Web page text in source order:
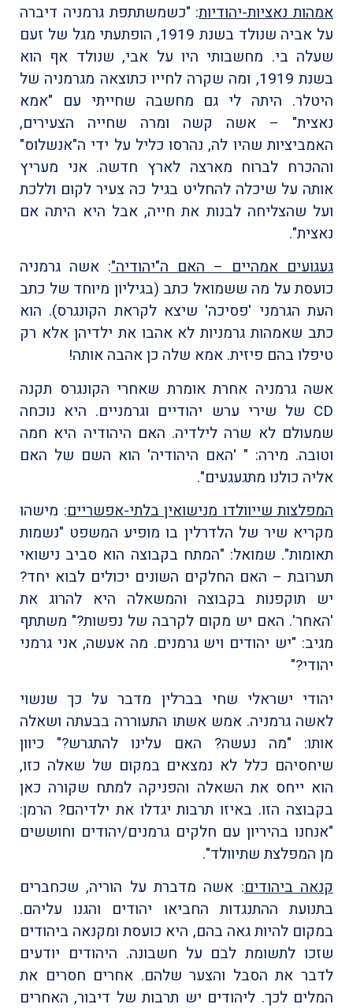
אמהות נאציות-יהודיות: "כשמשתתפת גרמניה דיברה
על אביה שנולד בשנת 1919, הופתעתי מגל של זעם
שעלה בי. מחשבותי היו על אבי, שנולד אף הוא
בשנת 1919, ומה שקרה לחייו כתוצאה מגרמניה של
היטלר. היתה לי גם מחשבה שחייתי עם "אמא
נאצית" – אשה קשה ומרה שחייה הצעירים,
האמביציות שהיו לה, נהרסו כליל על ידי ה"אנשלוס"
וההכרח לברוח מארצה לארץ חדשה. אני מעריץ
אותה על שיכלה להחליט בגיל כה צעיר לקום וללכת
ועל שהצליחה לבנות את חייה, אבל היא היתה אם
נאצית".
געגועים אמהיים – האם ה"יהודיה": אשה גרמניה
כועסת על מה ששמואל כתב (בגיליון מיוחד של כתב
העת הגרמני 'פסיכה' שיצא לקראת הקונגרס). הוא
כתב שאמהות גרמניות לא אהבו את ילדיהן אלא רק
טיפלו בהם פיזית. אמא שלה כן אהבה אותה!
אשה גרמניה אחרת אומרת שאחרי הקונגרס תקנה
CD של שירי ערש יהודיים וגרמניים. היא נוכחה
שמעולם לא שרה לילדיה. האם היהודיה היא חמה
וטובה. מירה: " 'האם היהודיה' הוא השם של האם
אליה כולנו מתגעגעים".
המפלצות שייוולדו מנישואין בלתי-אפשריים: מישהו
מקריא שיר של הלדרלין בו מופיע המשפט "נשמות
תאומות". שמואל: "המתח בקבוצה הוא סביב נישואי
תערובת – האם החלקים השונים יכולים לבוא יחד?
יש תוקפנות בקבוצה והמשאלה היא להרוג את
'האחר'. האם יש מקום לקרבה של נפשות?" משתתף
מגיב: "יש יהודים ויש גרמנים. מה אעשה, אני גרמני
יהודי?"
יהודי ישראלי שחי בברלין מדבר על כך שנשוי
לאשה גרמניה. אמש אשתו התעוררה בבעתה ושאלה
אותו: "מה נעשה? האם עלינו להתגרש?" כיוון
שיחסיהם כלל לא נמצאים במקום של שאלה כזו,
הוא ייחס את השאלה והפניקה למתח שקורה כאן
בקבוצה הזו. באיזו תרבות יגדלו את ילדיהם? הרמן:
"אנחנו בהיריון עם חלקים גרמנים/יהודים וחוששים
מן המפלצת שתיוולד".
קנאה ביהודים: אשה מדברת על הוריה, שכחברים
בתנועת ההתנגדות החביאו יהודים והגנו עליהם.
במקום להיות גאה בהם, היא כועסת ומקנאה ביהודים
שזכו לתשומת לבם על חשבונה. היהודים יודעים
לדבר את הסבל והצער שלהם. אחרים חסרים את
המלים לכך. ליהודים יש תרבות של דיבור, האחרים